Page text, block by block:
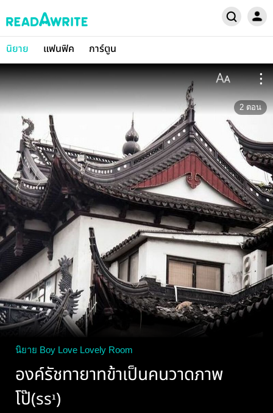
นิยาย แฟนฟิค การ์ตูน
2 ตอน
นิยาย Boy Love Lovely Room
องค์รัชทายาทข้าเป็นคนวาดภาพ
โป๊(ss¹)